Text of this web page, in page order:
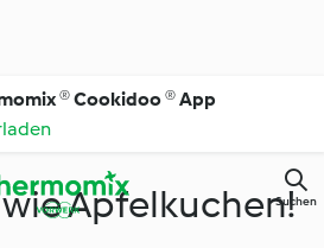
® Cookidoo ® App
Suchen
Apfelkuchen!